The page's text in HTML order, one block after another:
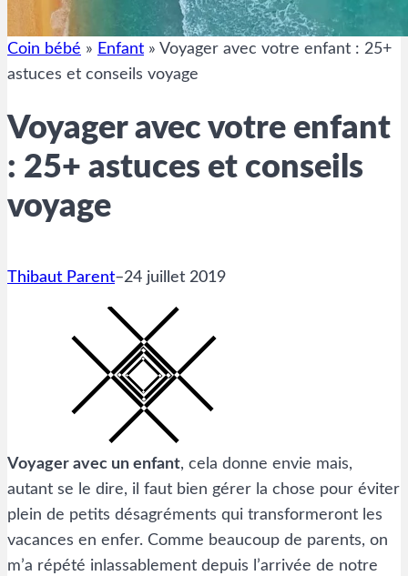
Coin bébé » Enfant » Voyager avec votre enfant : 25+
astuces et conseils voyage
Voyager avec votre enfant
: 25+ astuces et conseils
voyage
Thibaut Parent–24 juillet 2019
Voyager avec un enfant, cela donne envie mais,
autant se le dire, il faut bien gérer la chose pour éviter
plein de petits désagréments qui transformeront les
vacances en enfer. Comme beaucoup de parents, on
m’a répété inlassablement depuis l’arrivée de notre